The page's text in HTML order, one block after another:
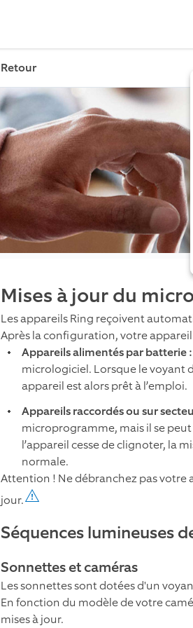
Retour
Mises à jour du
Les appareils Ring reçoivent
Après la configuration, votre
Appareils alimentés par batterie :
micrologiciel. Lorsque le voyant
appareil est alors prêt à l’emploi.
Appareils raccordés ou sur
microprogramme, mais il se
l’appareil cesse de clignoter, la
normale.
Attention ! Ne débranchez pas votre
jour.
Séquences lumineuses
Sonnettes et caméras
Les sonnettes sont dotées d'un
En fonction du modèle de votre
mises à jour.